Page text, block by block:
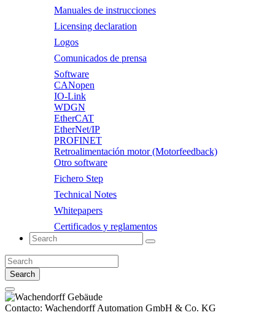
Manuales de instrucciones
Licensing declaration
Logos
Comunicados de prensa
Software
CANopen
IO-Link
WDGN
EtherCAT
EtherNet/IP
PROFINET
Retroalimentación motor (Motorfeedback)
Otro software
Fichero Step
Technical Notes
Whitepapers
Certificados y reglamentos
Search
Contacto: Wachendorff Automation GmbH & Co. KG